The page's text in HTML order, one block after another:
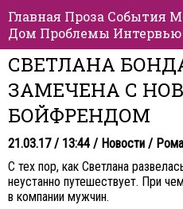
Главная Проза События
Дом Проблемы Интервью
СВЕТЛАНА
ЗАМЕЧЕНА С
БОЙФРЕНДОМ
21.03.17 / 13:44 / Новости /
С тех пор, как Светлана
неустанно путешествует. При
в компании мужчин.